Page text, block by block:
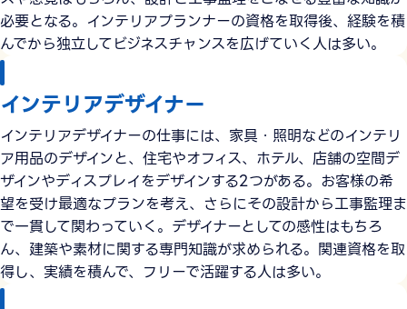
必要となる。インテリアプランナーの資格を取得後、経験を積
んでから独立してビジネスチャンスを広げていく人は多い。
インテリアデザイナー
インテリアデザイナーの仕事には、家具・照明などのインテリ
ア用品のデザインと、住宅やオフィス、ホテル、店舗の空間デ
ザインやディスプレイをデザインする2つがある。お客様の希
望を受け最適なプランを考え、さらにその設計から工事監理ま
で一貫して関わっていく。デザイナーとしての感性はもちろ
ん、建築や素材に関する専門知識が求められる。関連資格を取
得し、実績を積んで、フリーで活躍する人は多い。